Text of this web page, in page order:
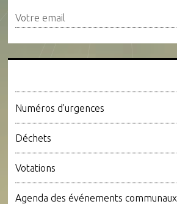
Numéros d'urgences
Déchets
Votations
Agenda des événements communaux